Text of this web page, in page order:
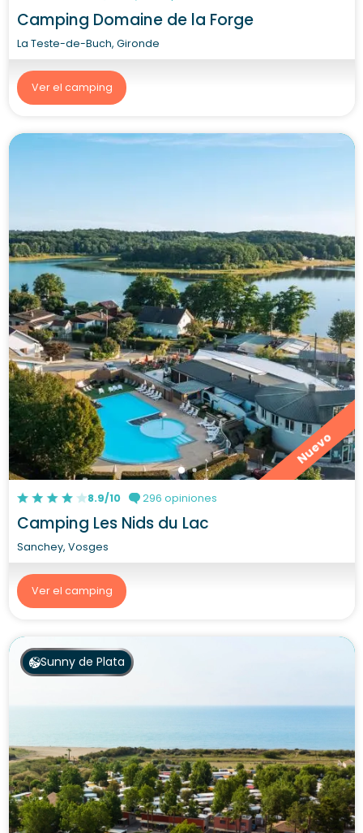
Camping Domaine de la Forge
La Teste-de-Buch, Gironde
Ver el camping
Nuevo
8.9/10 296 opiniones
Camping Les Nids du Lac
Sanchey, Vosges
Ver el camping
Sunny de Plata